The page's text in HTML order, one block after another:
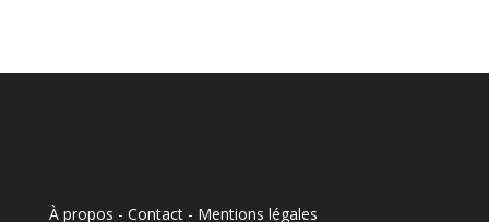
À propos - Contact- Mentions légales